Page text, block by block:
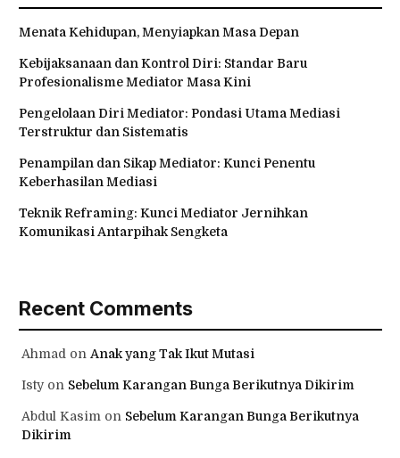
Menata Kehidupan, Menyiapkan Masa Depan
Kebijaksanaan dan Kontrol Diri: Standar Baru
Profesionalisme Mediator Masa Kini
Pengelolaan Diri Mediator: Pondasi Utama Mediasi
Terstruktur dan Sistematis
Penampilan dan Sikap Mediator: Kunci Penentu
Keberhasilan Mediasi
Teknik Reframing: Kunci Mediator Jernihkan
Komunikasi Antarpihak Sengketa
Recent Comments
Ahmad on Anak yang Tak Ikut Mutasi
Istyon Sebelum Karangan Bunga Berikutnya Dikirim
Abdul Kasim on Sebelum Karangan Bunga Berikutnya
Dikirim